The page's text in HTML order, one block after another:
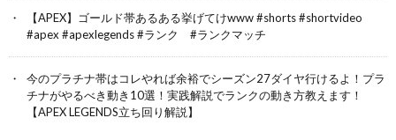
【APEX】ゴールド帯あるある挙げてけwww #shorts #shortvideo
#apex #apexlegends #ランク #ランクマッチ
今のプラチナ帯はコレやれば余裕でシーズン27ダイヤ行けるよ！プラ
チナがやるべき動き10選！実践解説でランクの動き方教えます！
【APEX LEGENDS立ち回り解説】